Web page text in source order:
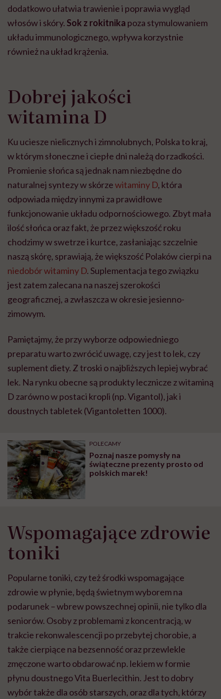
dodatkowo ułatwia trawienie i poprawia wygląd
włosów i skóry. Sok z rokitnika poza stymulowaniem
układu immunologicznego, wpływa korzystnie
również na układ krążenia.
Dobrej jakości
witamina D
Ku uciesze nielicznych i zimnolubnych, Polska to kraj,
w którym słoneczne i ciepłe dni należą do rzadkości.
Promienie słońca są jednak nam niezbędne do
naturalnej syntezy w skórzewitaminy D, która
odpowiada między innymi za prawidłowe
funkcjonowanie układu odpornościowego. Zbyt mała
ilość słońca oraz fakt, że przez większość roku
chodzimy w swetrze i kurtce, zasłaniając szczelnie
naszą skórę, sprawiają, że większość Polaków cierpi na
niedobór witaminy D. Suplementacja tego związku
jest zatem zalecana na naszej szerokości
geograficznej, a zwłaszcza w okresie jesienno-
zimowym.
Pamiętajmy, że przy wyborze odpowiedniego
preparatu warto zwrócić uwagę, czy jest to lek, czy
suplement diety. Z troski o najbliższych lepiej wybrać
lek. Na rynku obecne są produkty lecznicze z witaminą
D zarówno w postaci kropli (np. Vigantol), jak i
doustnych tabletek (Vigantoletten 1000).
POLECAMY
Poznaj nasze pomysły na
świąteczne prezenty prosto od
polskich marek!
Wspomagające zdrowie
toniki
Popularne toniki, czy też środki wspomagające
zdrowie w płynie, będą świetnym wyborem na
podarunek – wbrew powszechnej opinii, nie tylko dla
seniorów. Osoby z problemami z koncentracją, w
trakcie rekonwalescencji po przebytej chorobie, a
także cierpiące na bezsenność oraz przewlekle
zmęczone warto obdarować np. lekiem w formie
płynu doustnego Vita Buerlecithin. Jest to dobry
wybór także dla osób starszych, oraz dla tych, którzy